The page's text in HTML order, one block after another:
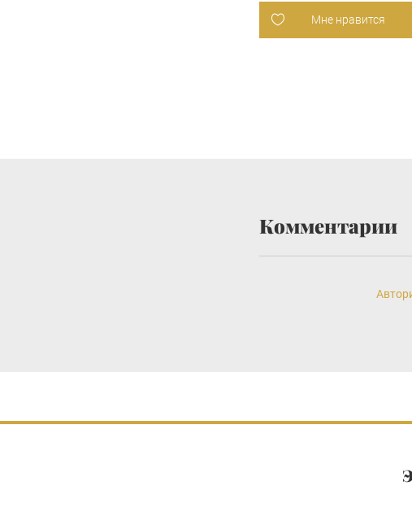
Мне нравится
Комментарии